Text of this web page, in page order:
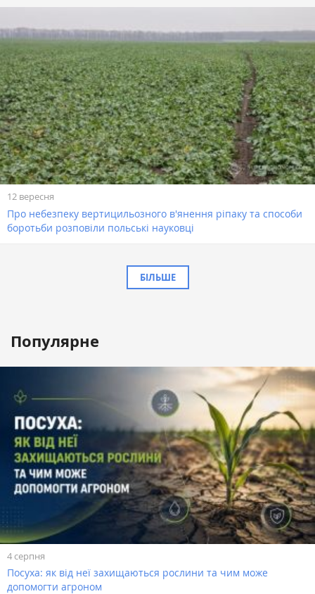
12 вересня
Про небезпеку вертицильозного в'янення ріпаку та способи
боротьби розповіли польські науковці
БІЛЬШЕ
Популярне
4 серпня
Посуха: як від неї захищаються рослини та чим може
допомогти агроном